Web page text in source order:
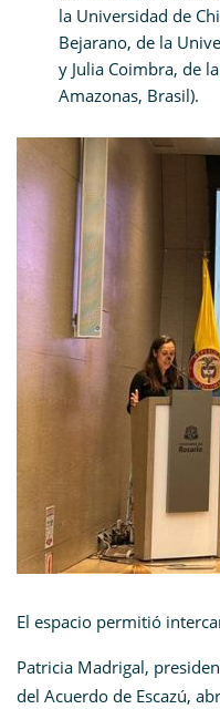
la Universidad de
Bejarano, de la
y Julia Coimbra, de
Amazonas, Brasil).
El espacio permitió
Patricia Madrigal,
del Acuerdo de Escazú,